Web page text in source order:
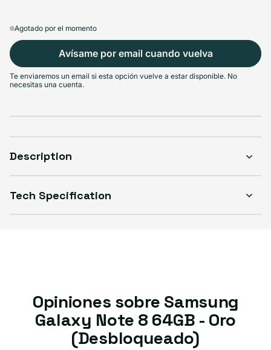
Agotado por el momento
Avísame por email cuando vuelva
Te enviaremos un email si esta opción vuelve a estar disponible. No
necesitas una cuenta.
Description
Tech Specification
Opiniones sobre Samsung
Galaxy Note 8 64GB - Oro
(Desbloqueado)